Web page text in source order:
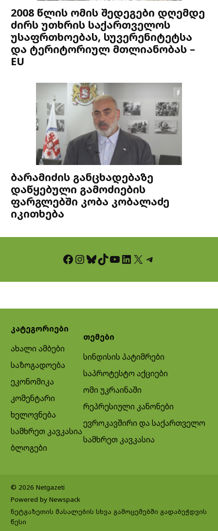
2008 წლის ომის შედეგები დღემდე
ძირს უთხრის საქართველოს
უსაფრთხოებას, სუვერენიტეტსა
და ტერიტორიულ მთლიანობას –
EU
ბარამიძის განცხადებაზე
დაწყებული გამოძიების
ფარგლებში კობა კობალაძე
იკითხება
Facebook InstagramBluesky TikTok YouTube LinkedIn X Telegram
კატეგორიები
ახალი ამბები
საზოგადოება
ეკონომიკა
კომენტარი
ხელოვნება
სამხრეთ კავკასია
ბლოგები
თემები
სინდისის პატიმრები
საპროტესტო აქციები
ომი უკრაინაში
რეპრესიული კანონები
ევროკავშირი და საქართველო
სამხრეთ კავკასია
© 2026 Netgazeti
Powered by Newspack
ნეტგაზეთის მასალების სხვა გამოცემებში გადაბეჭდვის
წესი